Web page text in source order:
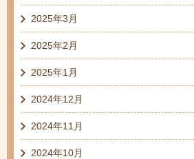
2025年3月
2025年2月
2025年1月
2024年12月
2024年11月
2024年10月